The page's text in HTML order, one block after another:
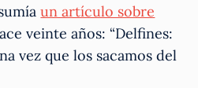
un artículo sobre
veinte años: “Delfines:
vez que los sacamos del